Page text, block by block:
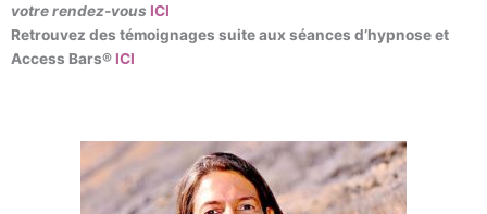
votre rendez-vous ICI
Retrouvez des témoignages suite aux séances d’hypnose et
Access Bars® ICI